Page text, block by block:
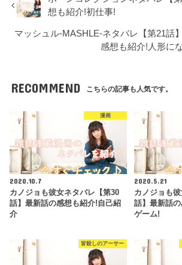
想も紹介!初仕事!
マッシュル-MASHLE-ネタバレ【第21話
感想も紹介!人形に
RECOMMEND こちらの記事も人気です。
漫画
2020.10.7
カノジョも彼女ネタバレ【第30
話】最新話の感想も紹介!自己紹
介
2020.5.21
カノジョも
話】最新話
ゲーム!
皆殺しのアーサー